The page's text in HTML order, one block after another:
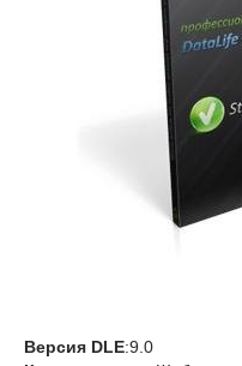
Версия DLE:9.0